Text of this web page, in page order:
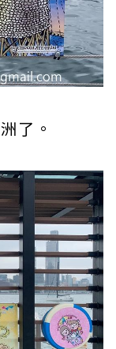
了。